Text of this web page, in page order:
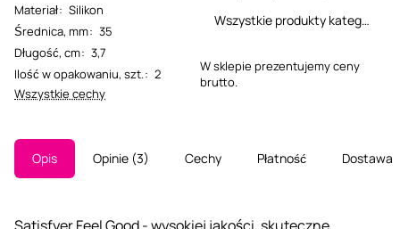
Materiał: Silikon
Średnica, mm: 35
Długość, cm: 3,7
Ilość w opakowaniu, szt.: 2
Wszystkie cechy
Wszystkie produkty kategorii
W sklepie prezentujemy ceny
brutto.
Opis Opinie 3 Cechy Płatność Dostawa